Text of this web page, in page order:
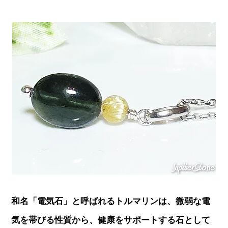
和名「電気石」と呼ばれるトルマリンは、微弱な電
気を帯びる性質から、健康をサポートする石として